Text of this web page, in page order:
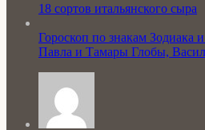
18 сортов итальянского сыра
Гороскоп по знакам Зодиака
Павла и Тамары Глобы,